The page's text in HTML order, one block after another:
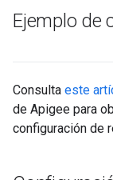
Ejemplo de
Consulta este
de Apigee para
configuración de